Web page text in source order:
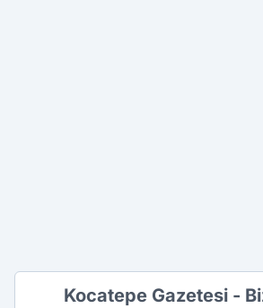
Kocatepe Gazetesi -